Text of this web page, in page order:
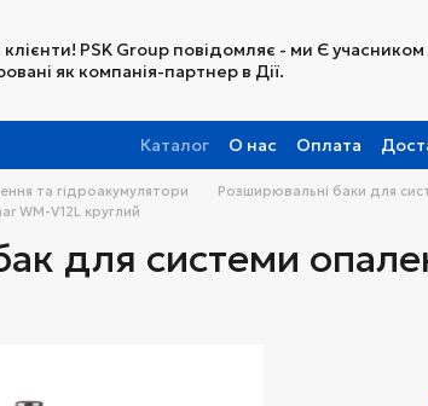
PSK Group повідомляє - ми Є
як компанія-партнер в Дії.
Каталог О нас Оплата
Партнерская программа
та гідроакумулятори
Розширювальні баки для
WM-V12L круглий
для системи